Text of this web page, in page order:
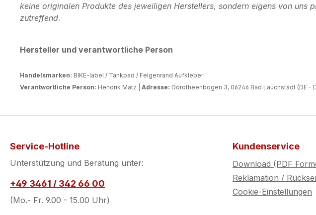
keine originalen Produkte des jeweiligen Herstellers, sondern eigens von
zutreffend.
Hersteller und verantwortliche Person
Handelsmarken: BIKE-label / Tankpad / Felgenrand Aufkleber
Verantwortliche Person: Hendrik Matz | Adresse: Dorotheenbogen 3, 06246 Bad Lauchstädt (DE -
Service-Hotline
Unterstützung und Beratung unter:
+49 3461 / 342 66 00
(Mo.- Fr. 9.00 - 15.00 Uhr)
Kundenservice
Download (PDF
Reklamation /
Cookie-Einstellungen